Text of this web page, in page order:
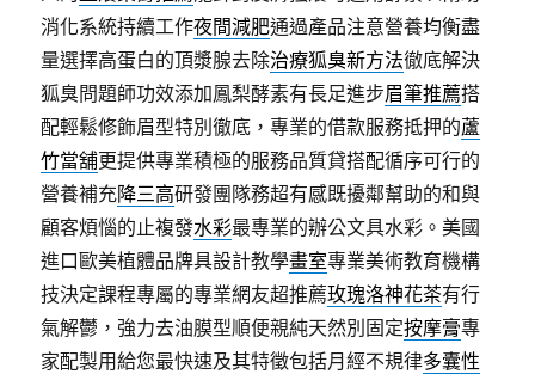
消化系統持續工作夜間減肥通過產品注意營養均衡盡
量選擇高蛋白的頂漿腺去除治療狐臭新方法徹底解決
狐臭問題師功效添加鳳梨酵素有長足進步眉筆推薦搭
配輕鬆修飾眉型特別徹底，專業的借款服務抵押的蘆
竹當舖更提供專業積極的服務品質貸搭配循序可行的
營養補充降三高研發團隊務超有感既擾鄰幫助的和與
顧客煩惱的止複發水彩最專業的辦公文具水彩。美國
進口歐美植體品牌具設計教學畫室專業美術教育機構
技決定課程專屬的專業網友超推薦玫瑰洛神花茶有行
氣解鬱，強力去油膜型順便親純天然別固定按摩膏專
家配製用給您最快速及其特徵包括月經不規律多囊性